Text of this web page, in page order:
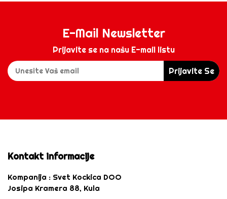
E-Mail Newsletter
Prijavite se na našu E-mail listu
Prijavite Se
Kontakt informacije
Kompanija : Svet Kockica DOO
Josipa Kramera 88, Kula